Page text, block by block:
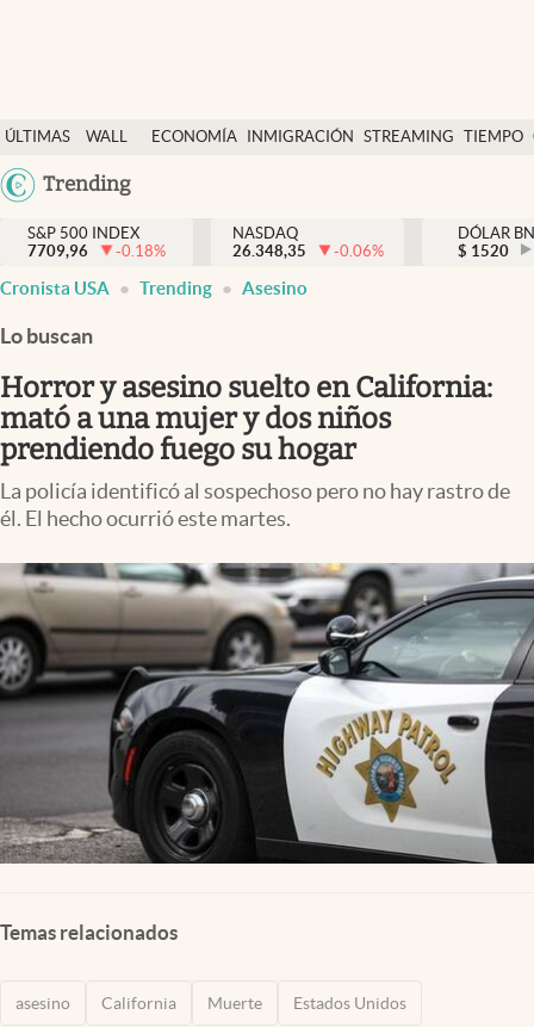
ÚLTIMAS
NOTICIAS
WALL
DÓLAR
ECONOMÍA INMIGRACIÓN STREAMING TIEMPO
México
Trending
Finanzas y economía
Wall Street y dólar
Inmigración
Espiritual
Streaming
PC y mobile
S&P 500 INDEX
7709,96
-0.18%
NASDAQ
26.348,35
-0.06%
DÓLAR
$ 1520
Cronista USA Trending Asesino
Lo buscan
Horror y asesino suelto en California:
mató a una mujer y dos niños
prendiendo fuego su hogar
La policía identificó al sospechoso pero no hay rastro de
él. El hecho ocurrió este martes.
Temas relacionados
asesino California Muerte Estados Unidos